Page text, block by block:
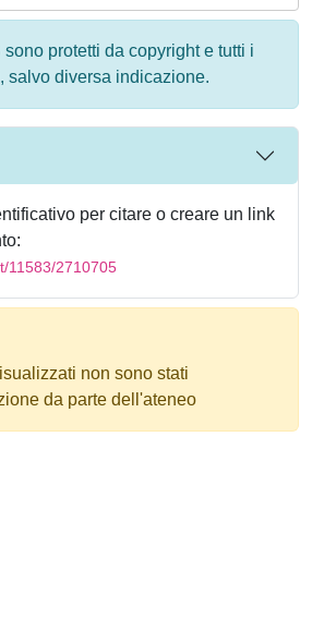
sono protetti da copyright e tutti i
salvo diversa indicazione.
per citare o creare un link
11583/2710705
non sono stati
da parte dell'ateneo